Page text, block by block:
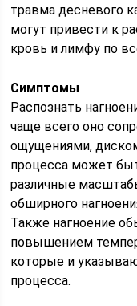
травма десневого
могут привести к
кровь и лимфу по
Симптомы
Распознать
чаще всего оно
ощущениями,
процесса может
различные
обширного
Также нагноение
повышением
которые и
процесса.